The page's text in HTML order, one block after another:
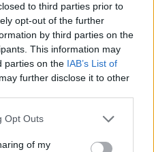
to third parties prior to
opt-out of the further
by third parties on the
This information may
parties on the IAB’s List of
further disclose it to other
uses one or more Google
behaviour. You may click to
Opt Outs
of my
2000 /2000
της Google.